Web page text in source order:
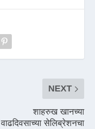
NEXT
शाहरुख खानच्या
वाढदिवसाच्या सेलिब्रेशनचा